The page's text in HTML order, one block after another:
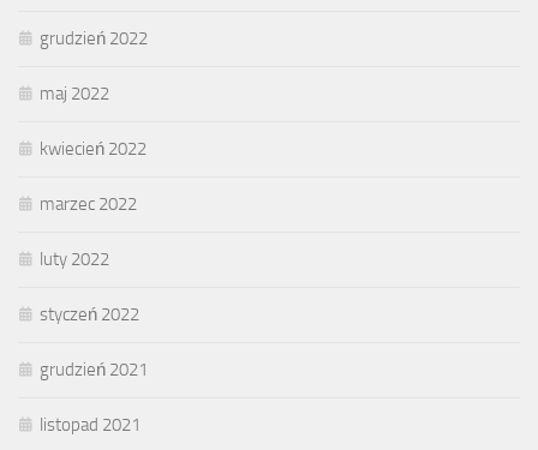
grudzień 2022
maj 2022
kwiecień 2022
marzec 2022
luty 2022
styczeń 2022
grudzień 2021
listopad 2021